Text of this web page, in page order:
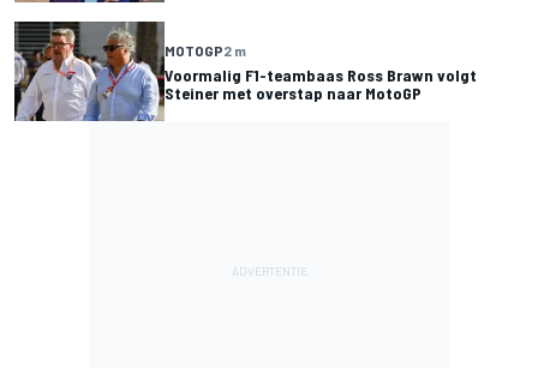
MOTOGP2 m
Voormalig F1-teambaas Ross Brawn volgt
Steiner met overstap naar MotoGP